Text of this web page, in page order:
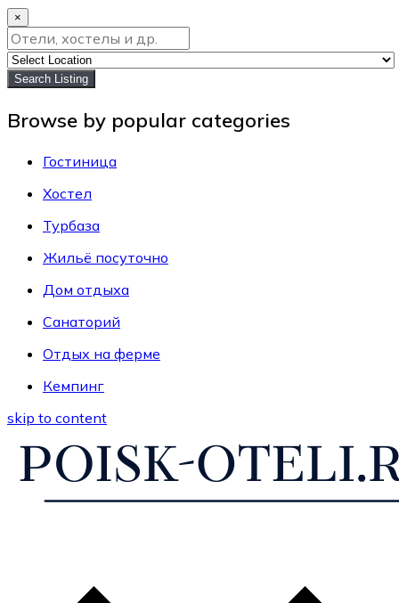
×
Search Listing
Browse by popular categories
Гостиница
Хостел
Турбаза
Жильё посуточно
Дом отдыха
Санаторий
Отдых на ферме
Кемпинг
skip to content